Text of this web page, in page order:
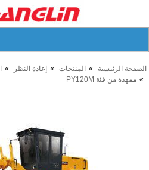
الصفحة الرئيسية المنتجات إعادة النظر
ممهدة من فئة PY120M